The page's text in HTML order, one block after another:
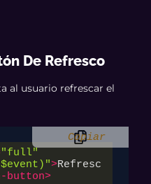
De Refresco
al usuario refrescar el
Copiar
"full"
>Refresc
button>